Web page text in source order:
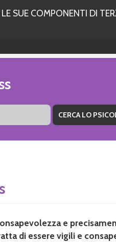
SUE COMPONENTI DI
e
di essere vigili e